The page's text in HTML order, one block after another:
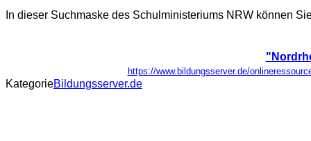
In dieser Suchmaske des Schulministeriums NRW können
https://www.bildungsserver.de/
KategorieBildungsserver.de